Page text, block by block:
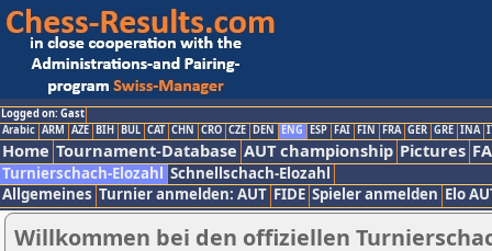
Logged on: Gast
Arabic ARM AZE BIH BUL CAT CHN CRO CZE DEN ENG ESP FAI FIN FRA GER GRE INA
Home Tournament-Database AUT championship Pictures
Turnierschach-Elozahl Schnellschach-Elozahl
Allgemeines Turnier anmelden: AUT FIDE Spieler anmelden Elo
Willkommen bei den offiziellen